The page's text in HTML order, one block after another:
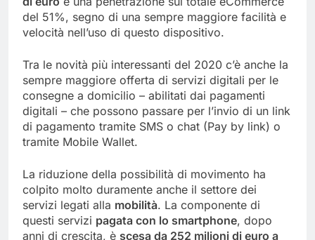
del 51%, segno di una sempre maggiore facilità e
velocità nell’uso di questo dispositivo.
Tra le novità più interessanti del 2020 c’è anche la
sempre maggiore offerta di servizi digitali per le
consegne a domicilio – abilitati dai pagamenti
digitali – che possono passare per l’invio di un link
di pagamento tramite SMS o chat (Pay by link) o
tramite Mobile Wallet.
La riduzione della possibilità di movimento ha
colpito molto duramente anche il settore dei
servizi legati alla mobilità. La componente di
questi servizi pagata con lo smartphone, dopo
anni di crescita, è scesa da 252 milioni di euro a